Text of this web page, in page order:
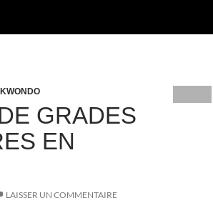
GRADES
EN
LAISSER UN COMMENTAIRE